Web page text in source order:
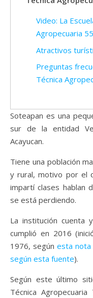
Video: La
Agropecuaria
Atractivos
Preguntas
Técnica
Soteapan es una
sur de la entidad
Acayucan.
Tiene una población
y rural, motivo por el
impartí clases hablan
se está perdiendo.
La institución cuenta
cumplió en 2016
1976, según esta nota
según esta fuente).
Según este último
Técnica